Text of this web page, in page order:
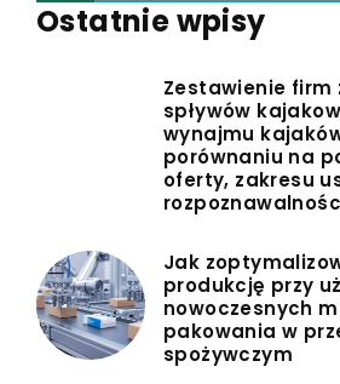
Ostatnie wpisy
Zestawienie firm
spływów
wynajmu
porównaniu na
oferty, zakresu
Jak
produkcję przy
nowoczesnych
pakowania w
spożywczym